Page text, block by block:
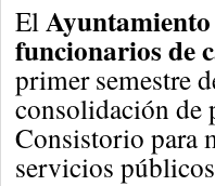
El
funcionarios de
primer semestre
consolidación de
Consistorio para
servicios